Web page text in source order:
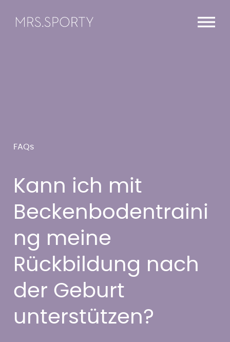
FAQs
Kann ich mit
Beckenbodentraini
ng meine
Rückbildung nach
der Geburt
unterstützen?